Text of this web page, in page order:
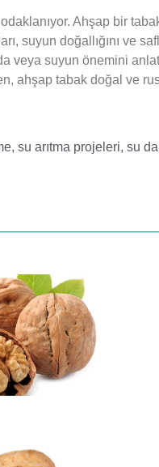
Ahşap bir
doğallığını ve
veya suyun önemini
ahşap tabak doğal ve
, su arıtma projeleri, su